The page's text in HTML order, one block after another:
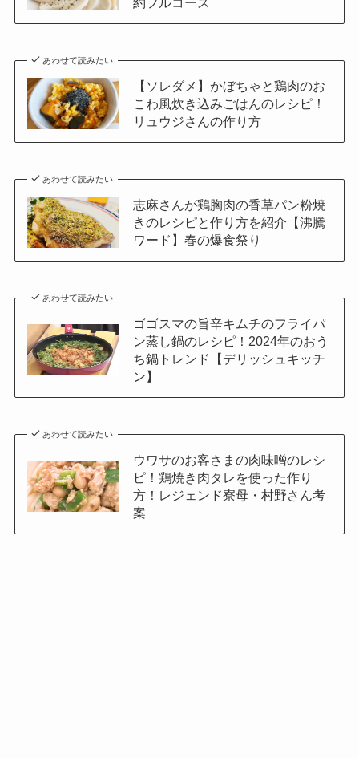
あわせて読みたい
【ソレダメ】かぼちゃと鶏肉のお
こわ風炊き込みごはんのレシピ！
リュウジさんの作り方
あわせて読みたい
志麻さんが鶏胸肉の香草パン粉焼
きのレシピと作り方を紹介【沸騰
ワード】春の爆食祭り
あわせて読みたい
ゴゴスマの旨辛キムチのフライパ
ン蒸し鍋のレシピ！2024年のおう
ち鍋トレンド【デリッシュキッチ
ン】
あわせて読みたい
ウワサのお客さまの肉味噌のレシ
ピ！鶏焼き肉タレを使った作り
方！レジェンド寮母・村野さん考
案